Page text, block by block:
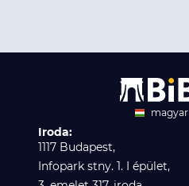
magyar
Iroda:
1117 Budapest,
Infopark stny. 1. I épület,